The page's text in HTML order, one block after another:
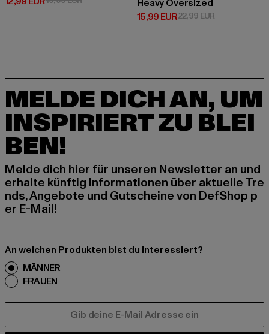
Heavy Oversized
15,99 EUR
Derzeitiger Preis: 15,99 EUR
22,99 EURAktionspreis:
MELDE DICH AN, UM
INSPIRIERT ZU BLEI
BEN!
Melde dich hier für unseren Newsletter an und
erhalte künftig Informationen über aktuelle Tre
nds, Angebote und Gutscheine von DefShop p
er E-Mail!
An welchen Produkten bist du interessiert?
MÄNNER
FRAUEN